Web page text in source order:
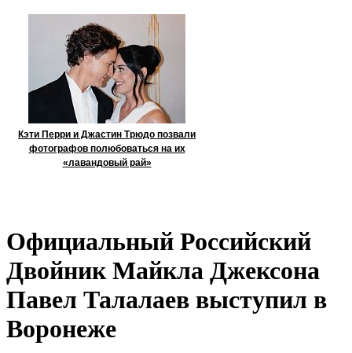
Кэти Перри и Джастин Трюдо позвали
фотографов полюбоваться на их
«лавандовый рай»
Официальный Российский
Двойник Майкла Джексона
Павел Талалаев выступил в
Воронеже